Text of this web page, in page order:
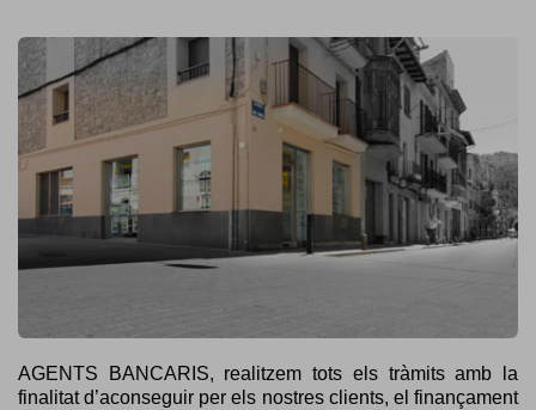
AGENTS BANCARIS, realitzem tots els tràmits amb la
finalitat d’aconseguir per els nostres clients, el finançament